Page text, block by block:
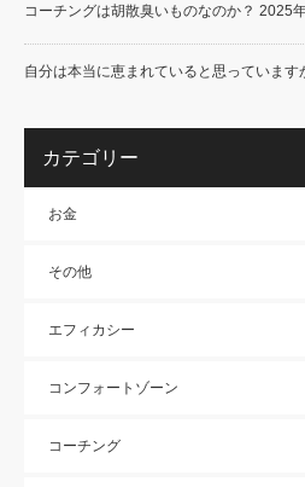
コーチングは胡散臭いものなのか？ 2025
自分は本当に恵まれていると思っています
カテゴリー
お金
その他
エフィカシー
コンフォートゾーン
コーチング